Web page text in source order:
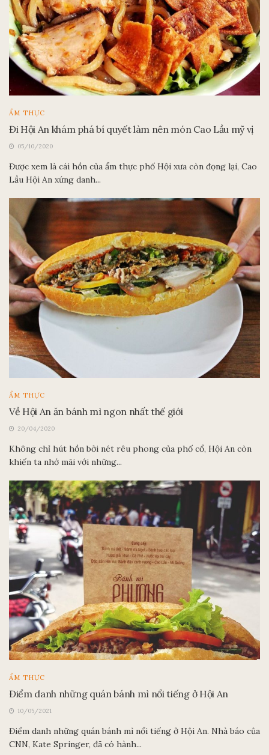
ẨM THỰC
Đi Hội An khám phá bí quyết làm nên món Cao Lầu mỹ vị
05/10/2020
Được xem là cái hồn của ẩm thực phố Hội xưa còn đọng lại, Cao
Lầu Hội An xứng danh...
ẨM THỰC
Về Hội An ăn bánh mì ngon nhất thế giới
20/04/2020
Không chỉ hút hồn bởi nét rêu phong của phố cổ, Hội An còn
khiến ta nhớ mãi với những...
ẨM THỰC
Điểm danh những quán bánh mì nổi tiếng ở Hội An
10/05/2021
Điểm danh những quán bánh mì nổi tiếng ở Hội An. Nhà báo của
CNN, Kate Springer, đã có hành...